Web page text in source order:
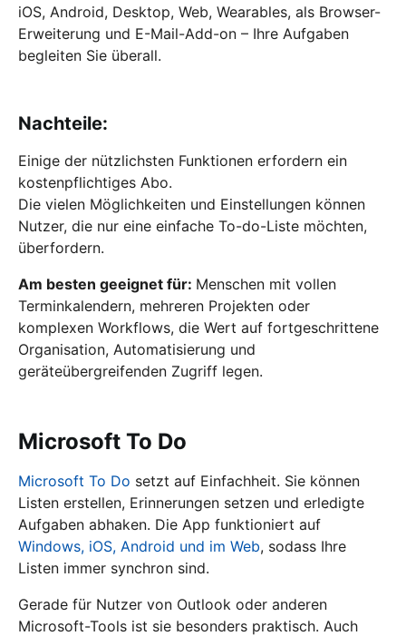
iOS, Android, Desktop, Web, Wearables, als Browser-
Erweiterung und E-Mail-Add-on – Ihre Aufgaben
begleiten Sie überall.
Nachteile:
Einige der nützlichsten Funktionen erfordern ein
kostenpflichtiges Abo.
Die vielen Möglichkeiten und Einstellungen können
Nutzer, die nur eine einfache To-do-Liste möchten,
überfordern.
Am besten geeignet für: Menschen mit vollen
Terminkalendern, mehreren Projekten oder
komplexen Workflows, die Wert auf fortgeschrittene
Organisation, Automatisierung und
geräteübergreifenden Zugriff legen.
Microsoft To Do
Microsoft To Do setzt auf Einfachheit. Sie können
Listen erstellen, Erinnerungen setzen und erledigte
Aufgaben abhaken. Die App funktioniert auf
Windows, iOS, Android und im Web, sodass Ihre
Listen immer synchron sind.
Gerade für Nutzer von Outlook oder anderen
Microsoft-Tools ist sie besonders praktisch. Auch